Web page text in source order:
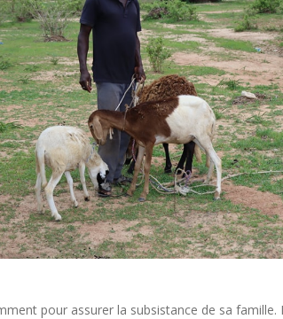
pour assurer la subsistance de sa